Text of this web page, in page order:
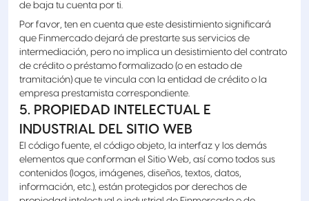
de baja tu cuenta por ti.
Por favor, ten en cuenta que este desistimiento significará
que Finmercado dejará de prestarte sus servicios de
intermediación, pero no implica un desistimiento del contrato
de crédito o préstamo formalizado (o en estado de
tramitación) que te vincula con la entidad de crédito o la
empresa prestamista correspondiente.
5. PROPIEDAD INTELECTUAL E
INDUSTRIAL DEL SITIO WEB
El código fuente, el código objeto, la interfaz y los demás
elementos que conforman el Sitio Web, así como todos sus
contenidos (logos, imágenes, diseños, textos, datos,
información, etc.), están protegidos por derechos de